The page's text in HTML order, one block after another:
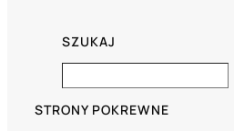
SZUKAJ
STRONY POKREWNE